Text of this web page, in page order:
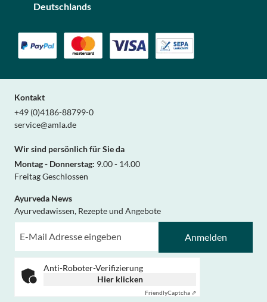
Deutschlands
Kontakt
+49 (0)4186-88799-0
service@amla.de
Wir sind persönlich für Sie da
Montag - Donnerstag: 9.00 - 14.00
Freitag Geschlossen
Ayurveda News
Ayurvedawissen, Rezepte und Angebote
Anmelden
Anti-Roboter-Verifizierung
Hier klicken
FriendlyCaptcha ⇗